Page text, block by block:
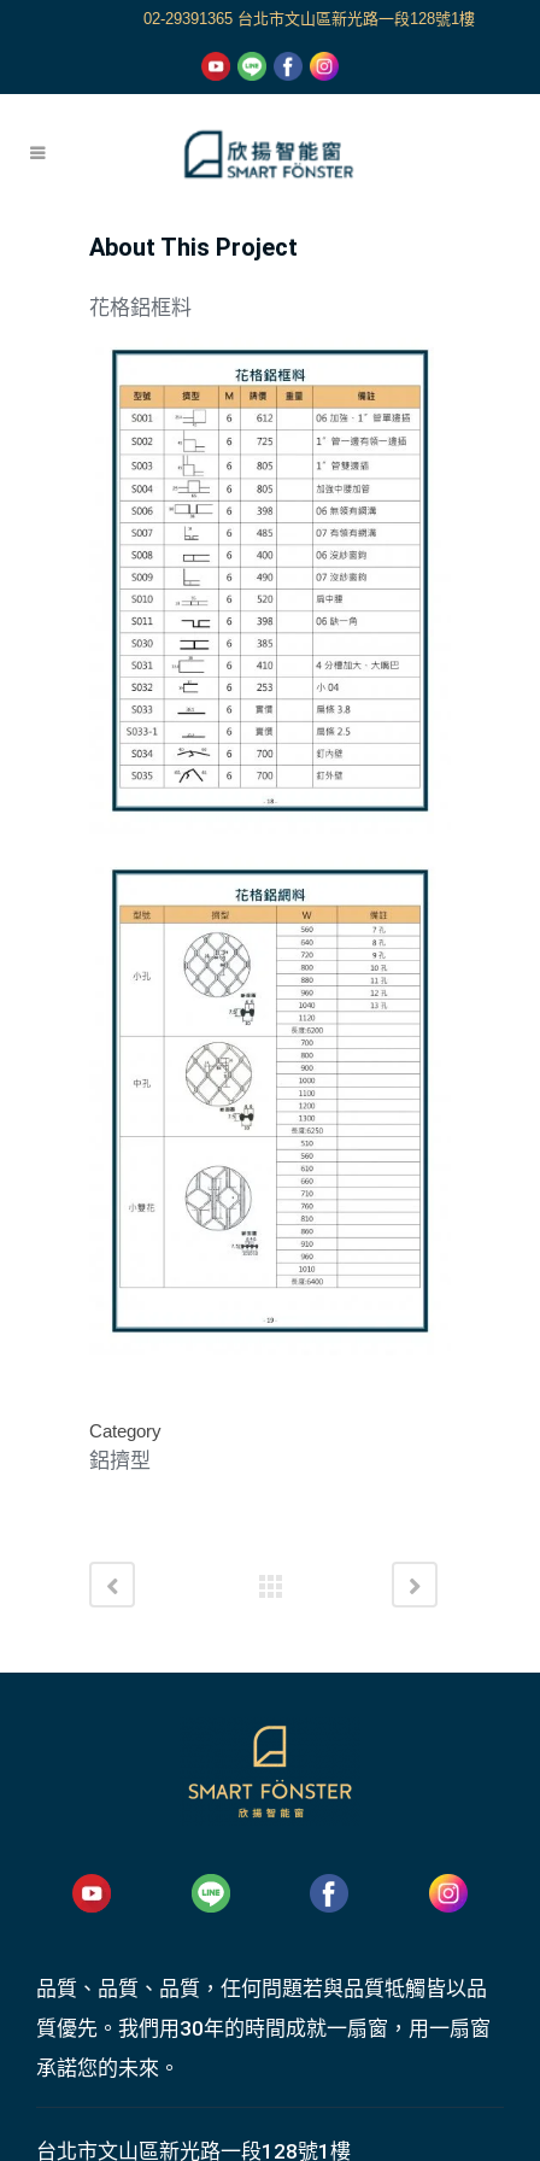
02-29391365 台北市文山區新光路一段128號1樓
About This Project
花格鋁框料
Category
鋁擠型
品質、品質、品質，任何問題若與品質牴觸皆以品
質優先。我們用30年的時間成就一扇窗，用一扇窗
承諾您的未來。
台北市文山區新光路一段128號1樓